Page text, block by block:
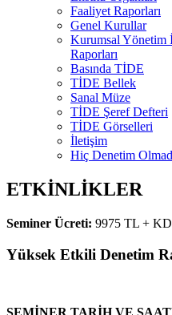
Faaliyet Raporları
Genel Kurullar
Kurumsal Yönetim
Raporları
Basında TİDE
TİDE Bellek
Sanal Müze
TİDE Şeref Defteri
TİDE Görselleri
İletişim
Hiç Denetim
ETKİNLİKLER
Seminer Ücreti: 9975 TL +
Yüksek Etkili Denetim